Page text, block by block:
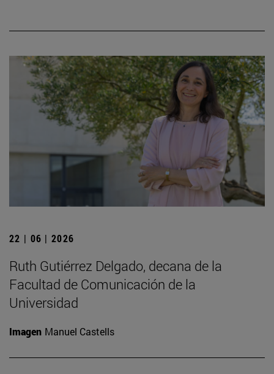
22 | 06 | 2026
Ruth Gutiérrez Delgado, decana de la
Facultad de Comunicación de la
Universidad
Imagen Manuel Castells